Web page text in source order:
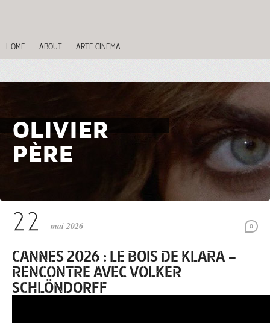
HOME ABOUT ARTE CINEMA
OLIVIER
PÈRE
0
mai 2026
CANNES 2026 : LE BOIS DE KLARA –
RENCONTRE AVEC VOLKER
SCHLÖNDORFF